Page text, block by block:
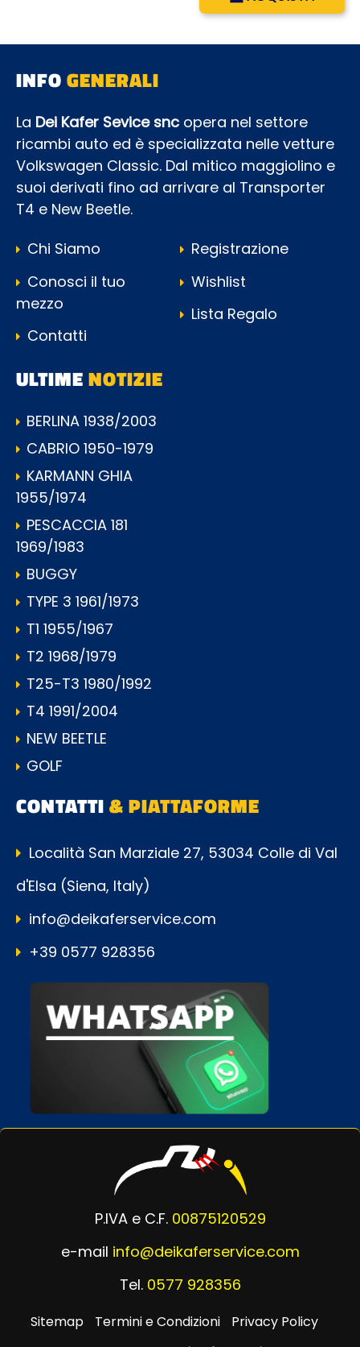
INFOGENERALI
La Dei Kafer Sevice snc opera nel settore
ricambi auto ed è specializzata nelle vetture
Volkswagen Classic. Dal mitico maggiolino e
suoi derivati fino ad arrivare al Transporter
T4 e New Beetle.
Chi Siamo
Conosci il tuo
mezzo
Contatti
Registrazione
Wishlist
Lista Regalo
ULTIMENOTIZIE
BERLINA 1938/2003
CABRIO 1950-1979
KARMANN GHIA
1955/1974
PESCACCIA 181
1969/1983
BUGGY
TYPE 3 1961/1973
T1 1955/1967
T2 1968/1979
T25-T3 1980/1992
T4 1991/2004
NEW BEETLE
GOLF
CONTATTI& PIATTAFORME
Località San Marziale 27, 53034 Colle di Val
d'Elsa (Siena, Italy)
info@deikaferservice.com
+39 0577 928356
P.IVA e C.F. 00875120529
e-mail info@deikaferservice.com
Tel. 0577 928356
Sitemap Termini e Condizioni
Privacy Policy